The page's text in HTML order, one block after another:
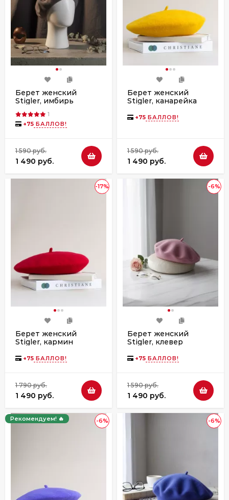
Берет женский
Stigler, имбирь
1
+75 БАЛЛОВ!
1 590 руб.
1 490 руб.
Берет женский
Stigler, канарейка
+75 БАЛЛОВ!
1 590 руб.
1 490 руб.
-17%
Берет женский
Stigler, кармин
+75 БАЛЛОВ!
1 790 руб.
1 490 руб.
-6%
Берет женский
Stigler, клевер
+75 БАЛЛОВ!
1 590 руб.
1 490 руб.
-6%
Рекомендуем! 🔥 -6%